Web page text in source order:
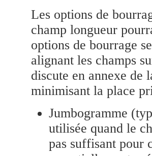
Les options de
champ longueur
options de bourrage
alignant les champs
discute en annexe de
minimisant la place
Jumbogramme
utilisée quand le
pas suffisant pour